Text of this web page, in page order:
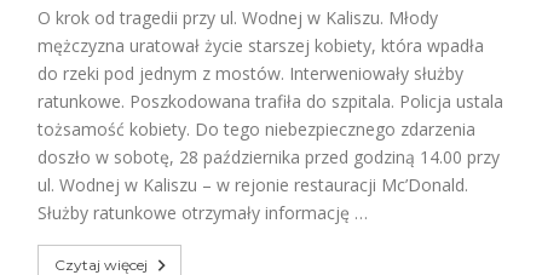
O krok od tragedii przy ul. Wodnej w Kaliszu. Młody
mężczyzna uratował życie starszej kobiety, która wpadła
do rzeki pod jednym z mostów. Interweniowały służby
ratunkowe. Poszkodowana trafiła do szpitala. Policja ustala
tożsamość kobiety. Do tego niebezpiecznego zdarzenia
doszło w sobotę, 28 października przed godziną 14.00 przy
ul. Wodnej w Kaliszu – w rejonie restauracji Mc’Donald.
Służby ratunkowe otrzymały informację …
Czytaj więcej